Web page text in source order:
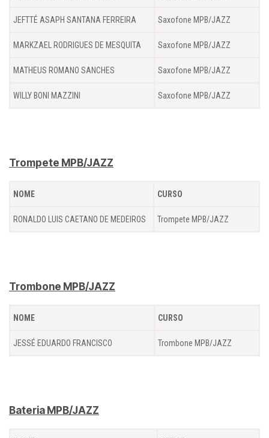
JEFTTÉ ASAPH SANTANA FERREIRA Saxofone MPB/JAZZ
MARKZAEL RODRIGUES DE MESQUITA Saxofone MPB/JAZZ
MATHEUS ROMANO SANCHES Saxofone MPB/JAZZ
WILLY BONI MAZZINI Saxofone MPB/JAZZ
Trompete MPB/JAZZ
NOME CURSO
RONALDO LUIS CAETANO DE MEDEIROS Trompete MPB/JAZZ
Trombone MPB/JAZZ
NOME CURSO
JESSÉ EDUARDO FRANCISCO Trombone MPB/JAZZ
Bateria MPB/JAZZ